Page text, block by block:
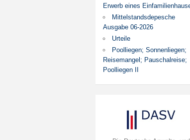
Erwerb eines
Mittelstandsdepesche
Ausgabe 06-2026
Urteile
Poolliegen; Sonnenliegen;
Reisemangel; Pauschalreise;
Poolliegen II